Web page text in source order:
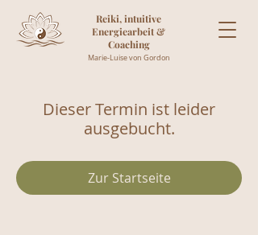
Reiki, intuitive
Energiearbeit &
Coaching
Marie-Luise von Gordon
Dieser Termin ist leider
ausgebucht.
Zur Startseite